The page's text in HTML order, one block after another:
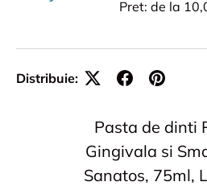
Pret: de la
Distribuie:
Pasta de dinti
Gingivala si
Sanatos, 75ml,